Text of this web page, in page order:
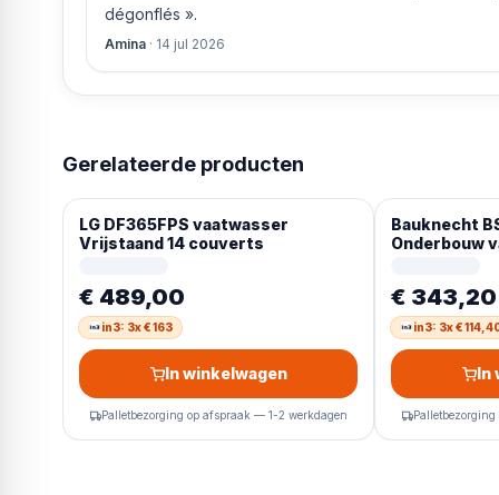
dégonflés ».
Amina · 14 jul 2026
Gerelateerde producten
LG DF365FPS vaatwasser
Vrijstaand 14 couverts
€ 489,00
in3: 3x € 163
In winkelwagen
Palletbezorging op afspraak — 1-2 werkdagen
Bauknecht
Onderbouw
€ 343,20
in3: 3x €
In